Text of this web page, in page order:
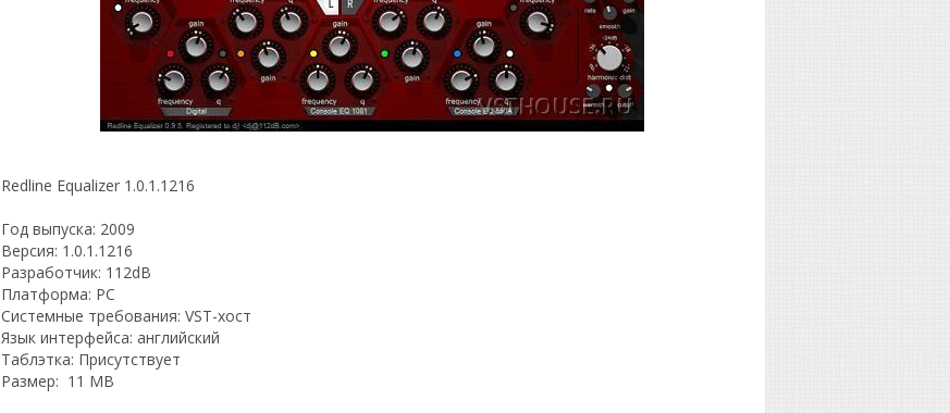
Redline Equalizer 1.0.1.1216
Год выпуска: 2009
Версия: 1.0.1.1216
Разработчик: 112dB
Платформа: PC
Системные требования: VST-хост
Язык интерфейса: английский
Таблэтка: Присутствует
Размер: 11 MB